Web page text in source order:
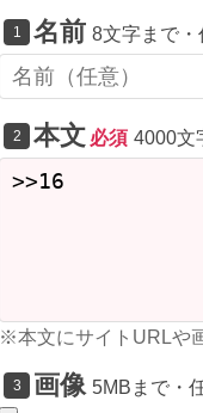
名前 8文字まで・
本文 必須 4000文
※本文にサイトURLや
画像 5MBまで・